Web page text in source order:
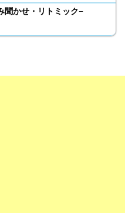
聞かせ・リトミック−